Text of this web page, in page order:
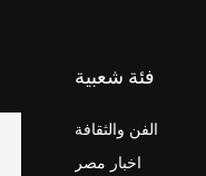
فئة شعبية
الفن والثقافة
اخبار مصر